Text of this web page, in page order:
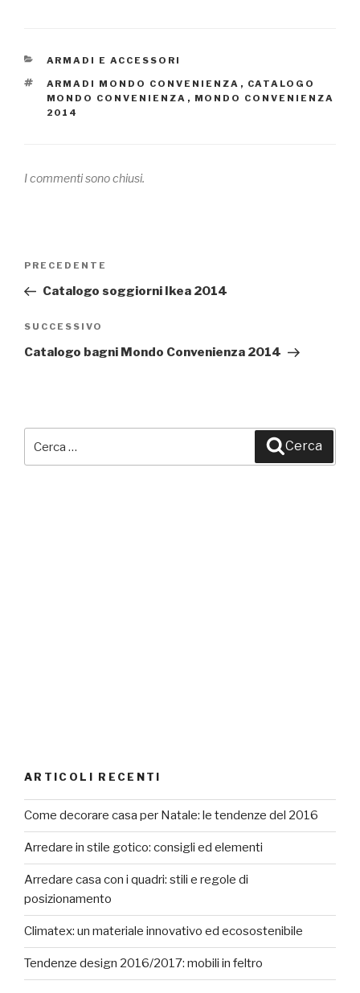
CATEGORIE
ARMADI E ACCESSORI
TAG
ARMADI MONDO CONVENIENZA , CATALOGO
MONDO CONVENIENZA , MONDO CONVENIENZA
2014
I commenti sono chiusi.
Navigazione
Articolo
precedente:
PRECEDENTE
Catalogo soggiorni Ikea 2014
Articolo
successivo
SUCCESSIVO
Catalogo bagni Mondo Convenienza 2014
Cerca
ARTICOLI RECENTI
Come decorare casa per Natale: le tendenze del 2016
Arredare in stile gotico: consigli ed elementi
Arredare casa con i quadri: stili e regole di
posizionamento
Climatex: un materiale innovativo ed ecosostenibile
Tendenze design 2016/2017: mobili in feltro